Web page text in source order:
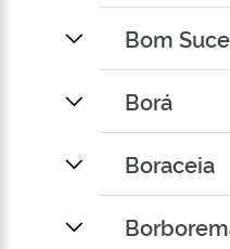
Bom
Borá
Boraceia